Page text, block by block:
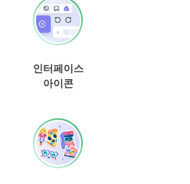
인터페이스
아이콘